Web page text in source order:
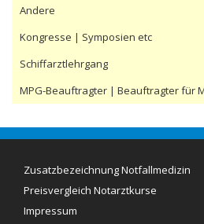
Andere
Kongresse | Symposien etc
Schiffarztlehrgang
MPG-Beauftragter | Beauftragter für
Zusatzbezeichnung Notfallmedizin
Preisvergleich Notarztkurse
Aktuelle Preise (08/2016):
Impressum